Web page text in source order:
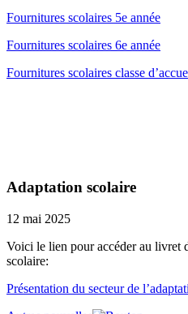
Fournitures scolaires 5e année
Fournitures scolaires 6e année
Fournitures scolaires classe
Adaptation scolaire
12 mai 2025
Voici le lien pour accéder au livret
scolaire:
Présentation du secteur de